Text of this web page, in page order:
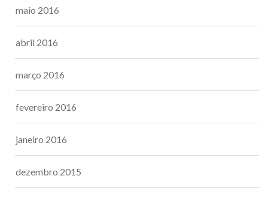
maio 2016
abril 2016
março 2016
fevereiro 2016
janeiro 2016
dezembro 2015